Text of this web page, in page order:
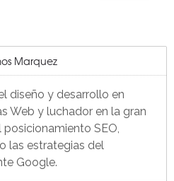
Marquez
diseño y desarrollo en
Web y luchador en la gran
SEO,
las estrategias del
Google.